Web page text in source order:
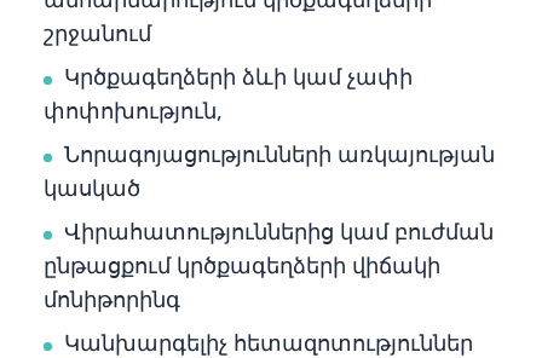
շրջանում
Կրծքագեղձերի ձևի կամ չափի
փոփոխություն,
Նորագոյացությունների առկայության
կասկած
Վիրահատություններից կամ բուժման
ընթացքում կրծքագեղձերի վիճակի
մոնիթորինգ
Կանխարգելիչ հետազոտություններ